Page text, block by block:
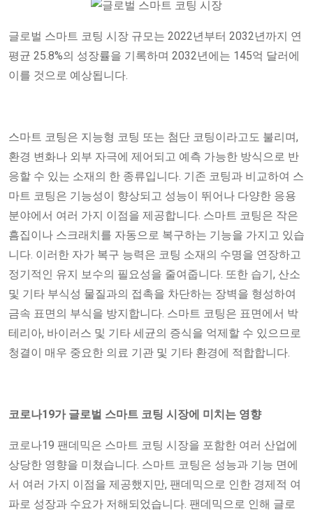
글로벌 스마트 코팅 시장 규모는 2022년부터 2032년까지 연
평균 25.8%의 성장률을 기록하며 2032년에는 145억 달러에
이를 것으로 예상됩니다.
스마트 코팅은 지능형 코팅 또는 첨단 코팅이라고도 불리며,
환경 변화나 외부 자극에 제어되고 예측 가능한 방식으로 반
응할 수 있는 소재의 한 종류입니다. 기존 코팅과 비교하여 스
마트 코팅은 기능성이 향상되고 성능이 뛰어나 다양한 응용
분야에서 여러 가지 이점을 제공합니다. 스마트 코팅은 작은
흠집이나 스크래치를 자동으로 복구하는 기능을 가지고 있습
니다. 이러한 자가 복구 능력은 코팅 소재의 수명을 연장하고
정기적인 유지 보수의 필요성을 줄여줍니다. 또한 습기, 산소
및 기타 부식성 물질과의 접촉을 차단하는 장벽을 형성하여
금속 표면의 부식을 방지합니다. 스마트 코팅은 표면에서 박
테리아, 바이러스 및 기타 세균의 증식을 억제할 수 있으므로
청결이 매우 중요한 의료 기관 및 기타 환경에 적합합니다.
코로나19가 글로벌 스마트 코팅 시장에 미치는 영향
코로나19 팬데믹은 스마트 코팅 시장을 포함한 여러 산업에
상당한 영향을 미쳤습니다. 스마트 코팅은 성능과 기능 면에
서 여러 가지 이점을 제공했지만, 팬데믹으로 인한 경제적 여
파로 성장과 수요가 저해되었습니다. 팬데믹으로 인해 글로